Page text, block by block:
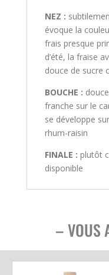
NEZ :
évoque la
frais presque
d’été, la fraise
douce de sucre
BOUCHE :
franche sur le
se développe
rhum-raisin
FINALE : plutôt
disponible
– VOUS